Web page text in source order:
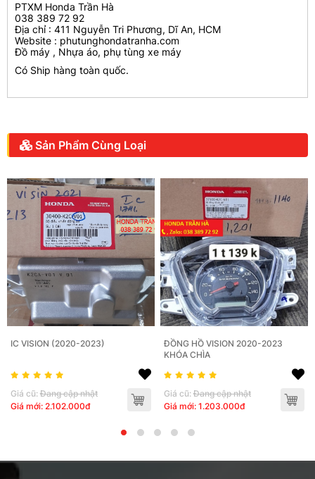
PTXM Honda Trần Hà
038 389 72 92
Địa chỉ : 411 Nguyễn Tri Phương, Dĩ An, HCM
Website : phutunghondatranha.com
Đồ máy , Nhựa áo, phụ tùng xe máy
Có Ship hàng toàn quốc.
Sản Phẩm Cùng Loại
IC VISION (2020-2023)
Giá cũ: Đang cập nhật
Giá mới: 2.102.000đ
ĐỒNG HỒ VISION 2020-2023
KHÓA CHÌA
Giá cũ: Đang cập nhật
Giá mới: 1.203.000đ